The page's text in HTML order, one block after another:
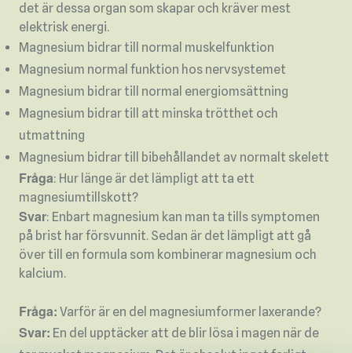
det är dessa organ som skapar och kräver mest
elektrisk energi.
Magnesium bidrar till normal muskelfunktion
Magnesium normal funktion hos nervsystemet
Magnesium bidrar till normal energiomsättning
Magnesium bidrar till att minska trötthet och
utmattning
Magnesium bidrar till bibehållandet av normalt skelett
Fråga: Hur länge är det lämpligt att ta ett
magnesiumtillskott?
Svar: Enbart magnesium kan man ta tills symptomen
på brist har försvunnit. Sedan är det lämpligt att gå
över till en formula som kombinerar magnesium och
kalcium.
Fråga: Varför är en del magnesiumformer laxerande?
Svar: En del upptäcker att de blir lösa i magen när de